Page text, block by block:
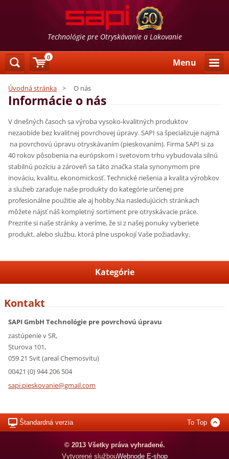
Technológie pre Otryskávanie a Lakovanie
Menu
Úvodná stránka > O nás
Informácie o nás
V dnešných časoch sa výroba vysoko-kvalitných produktov
nezaobíde bez kvalitnej povrchovej úpravy. SAPI sa špecializuje najmä
na povrchovú úpravu otryskávaním (pieskovaním). Firma SAPI si za
40 rokov pôsobenia na európskom i svetovom trhu vybudovala silnú
stabilnú pozíciu a zároveň sa táto značka stala synonymom pre
inováciu, kvalitu, ekonomickosť.Technické riešenia a kvalita výrobkov
a služieb zaraďuje naše produkty do kategórie určenej pre
profesionálne použitie ale aj hobby.Na nasledujúcich stránkach
môžete nájsť náš kompletný sortiment pre otryskávacie práce.
Prezrite si naše stránky a veríme, že si z našej ponuky vyberiete
produkt, alebo službu, ktorá plne uspokojí Vaše požiadavky.
Kategórie
Kontakt
SAPI GmbH Technológie pre povrchovú úpravu
zastúpenie v SR,
Sturova 101,
059 21 Svit (areal Chemosvitu)
00421 (0) 944 206 504
sapi.pieskovanie@gmail.com
Štandardná verzia To Top
© 2013 Všetky práva vyhradené.
Vytvorené službouWebnode E-shop
0